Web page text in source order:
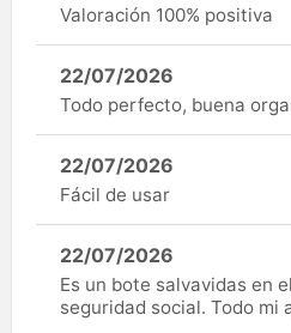
Valoración 100% positiva
22/07/2026
Todo perfecto, buena
22/07/2026
Fácil de usar
22/07/2026
Es un bote salvavidas en
seguridad social. Todo mi